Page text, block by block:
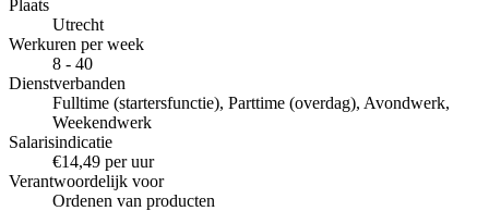
Plaats
Utrecht
Werkuren per week
8 - 40
Dienstverbanden
Fulltime (startersfunctie), Parttime (overdag), Avondwerk,
Weekendwerk
Salarisindicatie
€14,49 per uur
Verantwoordelijk voor
Ordenen van producten